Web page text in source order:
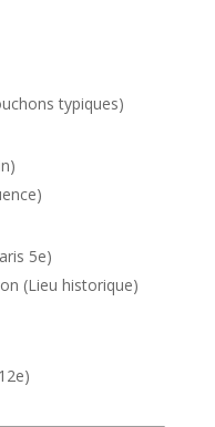
typiques)
5e)
(Lieu historique)